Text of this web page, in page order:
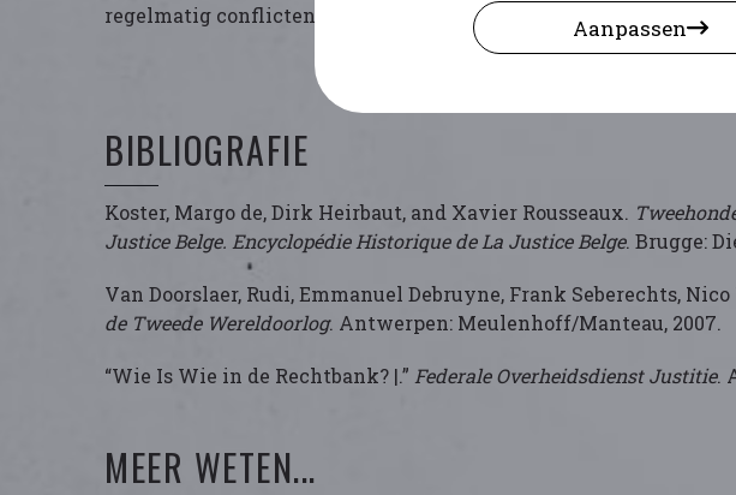
regelmatig conflicten met de bezettingsmacht.
BIBLIOGRAFIE
Koster, Margo de, Dirk Heirbaut, and Xavier Rousseaux.
Justice Belge. Encyclopédie Historique de La Justice Belge. Brugge:
Van Doorslaer, Rudi, Emmanuel Debruyne, Frank Seberechts,
de Tweede Wereldoorlog. Antwerpen: Meulenhoff/Manteau, 2007.
“Wie Is Wie in de Rechtbank? |.” Federale Overheidsdienst Justitie.
MEER WETEN...
Aanpassen